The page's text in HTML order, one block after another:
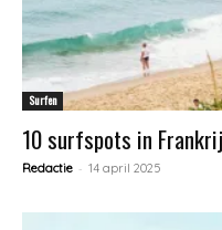
Surfen
10 surfspots in
Redactie - 14 april 2025